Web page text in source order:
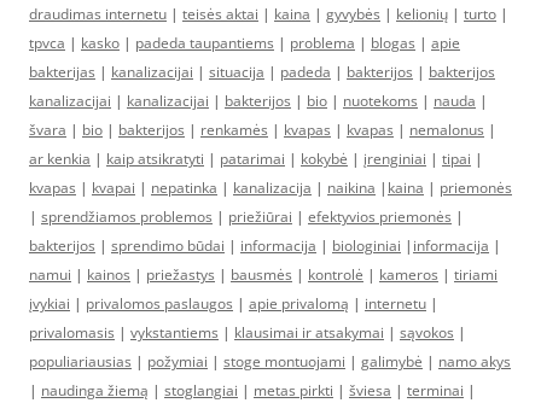
draudimas internetu | teisės aktai | kaina | gyvybės | kelionių | turto |
tpvca | kasko | padeda taupantiems | problema | blogas | apie
bakterijas | kanalizacijai | situacija | padeda | bakterijos | bakterijos
kanalizacijai | kanalizacijai | bakterijos | bio | nuotekoms | nauda |
švara | bio | bakterijos | renkamės | kvapas | kvapas | nemalonus |
ar kenkia | kaip atsikratyti | patarimai | kokybė | įrenginiai | tipai |
kvapas | kvapai | nepatinka | kanalizacija | naikina | kaina | priemonės
| sprendžiamos problemos | priežiūrai | efektyvios priemonės |
bakterijos | sprendimo būdai | informacija | biologiniai | informacija |
namui | kainos | priežastys | bausmės | kontrolė | kameros | tiriami
įvykiai | privalomos paslaugos | apie privalomą | internetu |
privalomasis | vykstantiems | klausimai ir atsakymai | sąvokos |
populiariausias | požymiai | stoge montuojami | galimybė | namo akys
| naudinga žiemą | stoglangiai | metas pirkti | šviesa | terminai |